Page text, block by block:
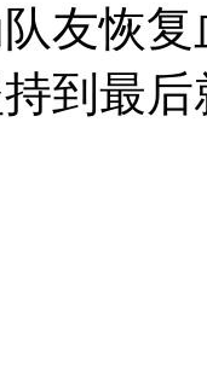
友恢
到最